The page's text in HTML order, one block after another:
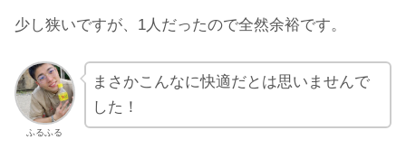
少し狭いですが、1人だったので全然余裕です。
ふるふる
まさかこんなに快適だとは思いませんで
した！